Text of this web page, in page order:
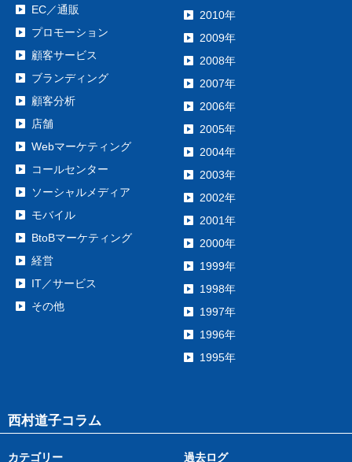
EC／通販
プロモーション
顧客サービス
ブランディング
顧客分析
店舗
Webマーケティング
コールセンター
ソーシャルメディア
モバイル
BtoBマーケティング
経営
IT／サービス
その他
2010年
2009年
2008年
2007年
2006年
2005年
2004年
2003年
2002年
2001年
2000年
1999年
1998年
1997年
1996年
1995年
西村道子コラム
カテゴリー 過去ログ